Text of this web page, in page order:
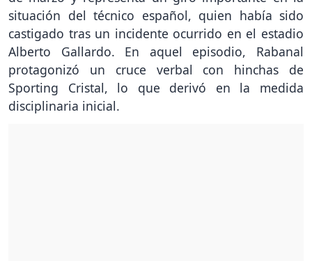
situación del técnico español, quien había sido
castigado tras un incidente ocurrido en el estadio
Alberto Gallardo. En aquel episodio, Rabanal
protagonizó un cruce verbal con hinchas de
Sporting Cristal, lo que derivó en la medida
disciplinaria inicial.